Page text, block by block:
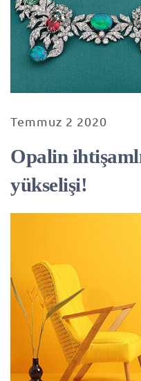
Temmuz 2 2020
Opalin
yükselişi!